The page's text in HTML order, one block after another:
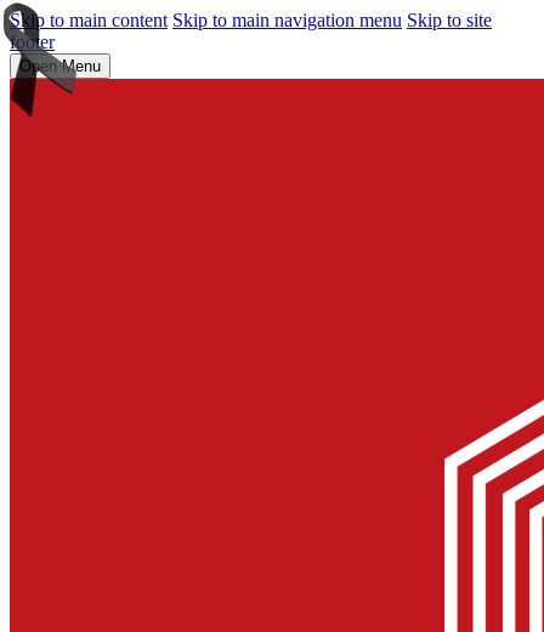
Skip to main content Skip to main navigation menu Skip to site
footer
Open Menu